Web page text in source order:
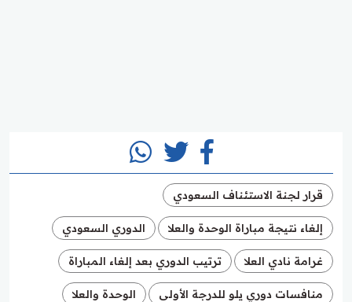
قرار لجنة الاستئناف السعودي
إلغاء نتيجة مباراة الوحدة والعلا الدوري السعودي
غرامة نادي العلا ترتيب الدوري بعد إلغاء المباراة
منافسات دوري يلو للدرجة الأولى الوحدة والعلا